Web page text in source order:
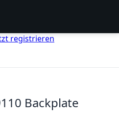
registrieren
Backplate